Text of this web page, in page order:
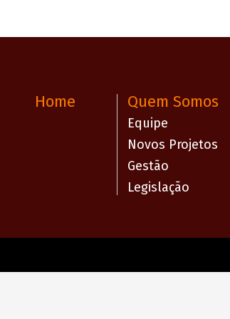
Home Quem Somos
Equipe
Novos Projetos
Gestão
Legislação